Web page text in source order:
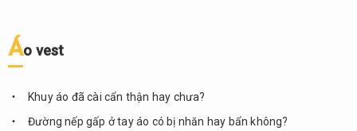
ăn
dị
5.
Áo vest
Khuy áo đã cài cẩn thận hay chưa?
Đường nếp gấp ở tay áo có bị nhăn hay bẩn không?